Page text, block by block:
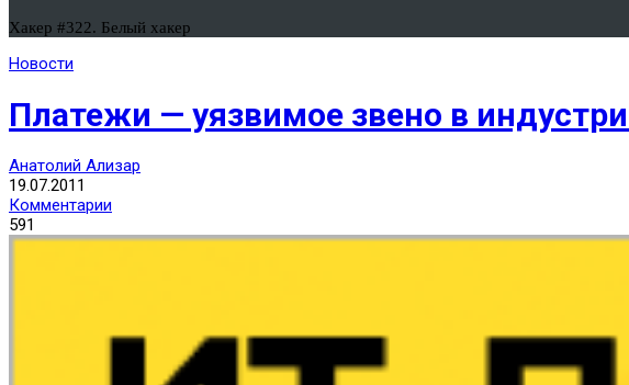
Хакер #322. Белый хакер
Новости
Платежи — уязвимое звено в
Анатолий Ализар
19.07.2011
Комментарии
591